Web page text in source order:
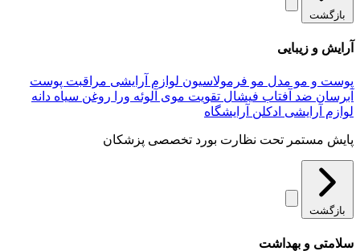
بازگشت
آرایش و زیبایی
پوست و مو مدل مو فرمولاسیون لوازم آرایشی مراقبت پوست
آبرسان ضد آفتاب فیشال تقویت موی آلوئه‌ ورا روغن سیاه دانه
لوازم آرایشی ادکلن آرایشگاه
پایش مستمر تحت نظارت بورد تخصصی پزشکان
بازگشت
سلامتی و بهداشت